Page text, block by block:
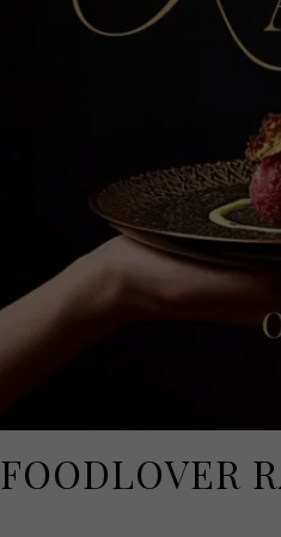
FOODLOVER